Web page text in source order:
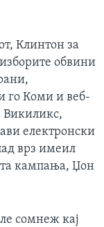
Клинтон за
обвини
го Коми и веб-
Викиликс,
електронски
врз имеил
кампања, Џон
сомнеж кај